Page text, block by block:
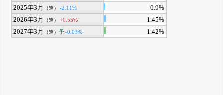
2025年3月
（連） -2.11%
0.9%
2026年3月
（連） +0.55%
1.45%
2027年3月
（連）予-0.03% 1.42%